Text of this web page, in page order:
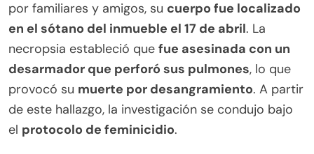
por familiares y amigos, su cuerpo fue localizado
en el sótano del inmueble el 17 de abril. La
necropsia estableció que fue asesinada con un
desarmador que perforó sus pulmones, lo que
provocó su muerte por desangramiento. A partir
de este hallazgo, la investigación se condujo bajo
el protocolo de feminicidio.